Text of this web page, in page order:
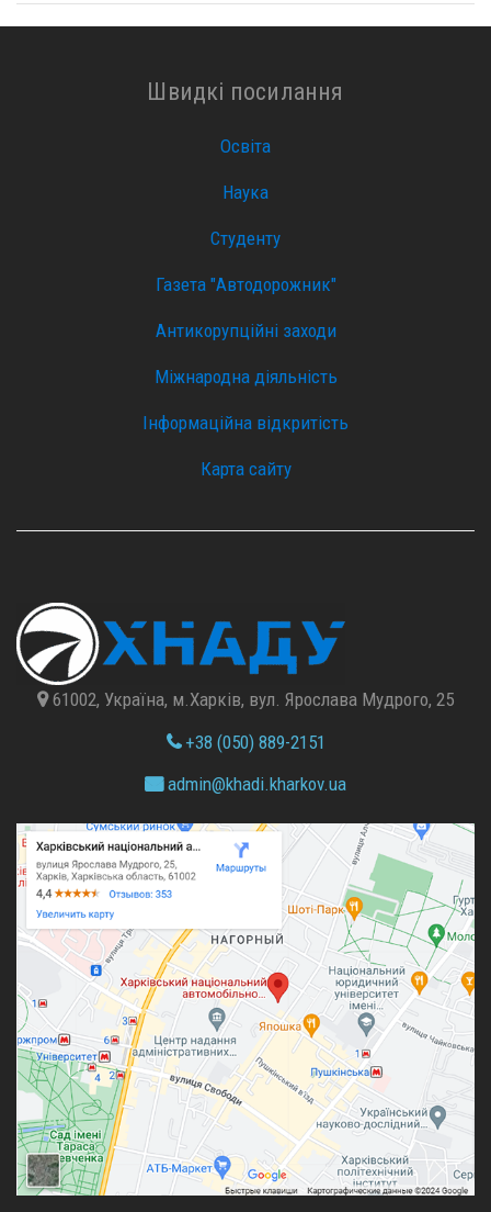
Швидкі посилання
Освіта
Наука
Студенту
Газета "Автодорожник"
Антикорупційні заходи
Міжнародна діяльність
Інформаційна відкритість
Карта сайту
61002, Україна, м.Харків, вул. Ярослава Мудрого, 25
+38 (050) 889-2151
admin@khadi.kharkov.ua